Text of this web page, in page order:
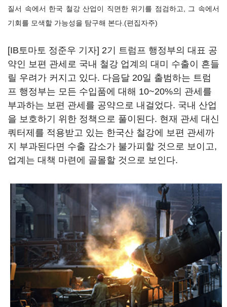
질서 속에서 한국 철강 산업이 직면한 위기를 점검하고, 그 속에서
기회를 모색할 가능성을 탐구해 본다.(편집자주)
[IB토마토 정준우 기자] 2기 트럼프 행정부의 대표 공
약인 보편 관세로 국내 철강 업계의 대미 수출이 흔들
릴 우려가 커지고 있다. 다음달 20일 출범하는 트럼
프 행정부는 모든 수입품에 대해 10~20%의 관세를
부과하는 보편 관세를 공약으로 내걸었다. 국내 산업
을 보호하기 위한 정책으로 풀이된다. 현재 관세 대신
쿼터제를 적용받고 있는 한국산 철강에 보편 관세까
지 부과된다면 수출 감소가 불가피할 것으로 보이고,
업계는 대책 마련에 골몰할 것으로 보인다.